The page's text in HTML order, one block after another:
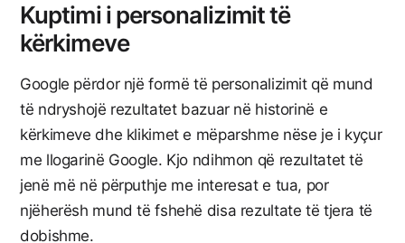
Kuptimi i personalizimit të
kërkimeve
Google përdor një formë të personalizimit që mund
të ndryshojë rezultatet bazuar në historinë e
kërkimeve dhe klikimet e mëparshme nëse je i kyçur
me llogarinë Google. Kjo ndihmon që rezultatet të
jenë më në përputhje me interesat e tua, por
njëherësh mund të fshehë disa rezultate të tjera të
dobishme.